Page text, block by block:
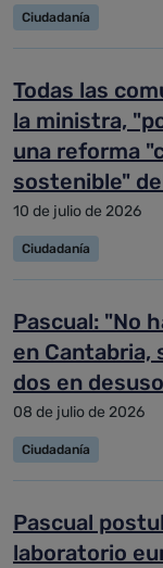
Ciudadanía
Todas las
la ministra,
una reforma
sostenible"
necesaria"
10 de julio de 2026
Ciudadanía
Pascual: "No
en Cantabria,
dos en
08 de julio de 2026
Ciudadanía
Pascual
laboratorio